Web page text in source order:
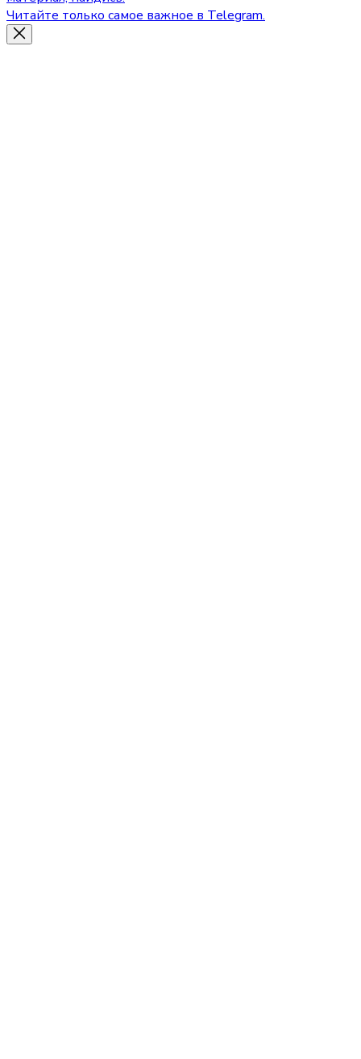
Читайте только самое важное в Telegram.